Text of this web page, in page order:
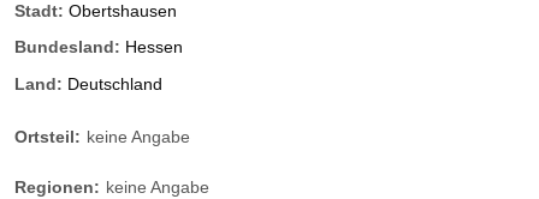
Stadt: Obertshausen
Bundesland: Hessen
Land: Deutschland
Ortsteil: keine Angabe
Regionen: keine Angabe